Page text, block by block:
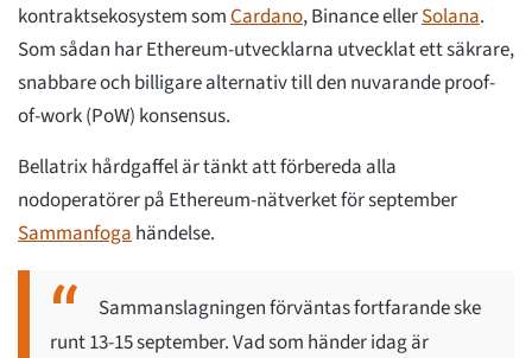
kontraktsekosystem somCardano, Binance ellerSolana.
Som sådan har Ethereum-utvecklarna utvecklat ett säkrare,
snabbare och billigare alternativ till den nuvarande proof-
of-work (PoW) konsensus.
Bellatrix hårdgaffel är tänkt att förbereda alla
nodoperatörer på Ethereum-nätverket för september
Sammanfoga händelse.
Sammanslagningen förväntas fortfarande ske
runt 13-15 september. Vad som händer idag är